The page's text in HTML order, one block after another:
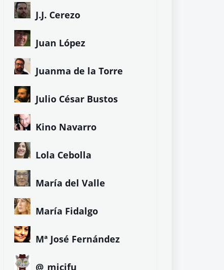
J.J. Cerezo
Juan López
Juanma de la Torre
Julio César Bustos
Kino Navarro
Lola Cebolla
María del Valle
María Fidalgo
Mª José Fernández
@_micifu_